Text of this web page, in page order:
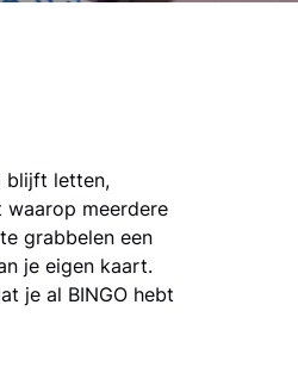
blijft letten,
meerdere
grabbelen een
je eigen kaart.
je al BINGO hebt